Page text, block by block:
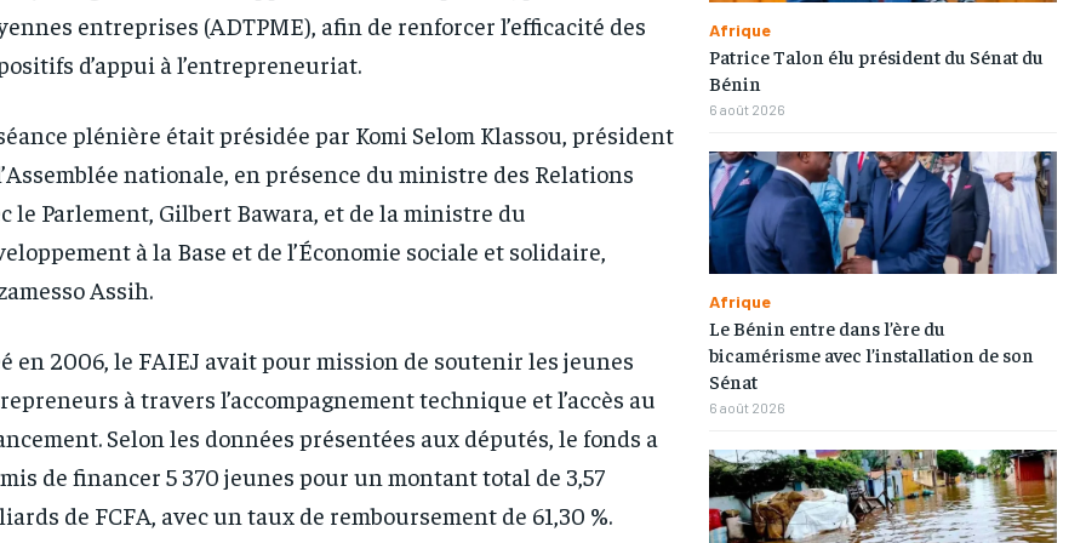
and you / year
Pay now and you get access to exclusive
news and articles for a whole year.
1-MONTH
/ month
By agreeing to this tier, you are billed
every month after the first one until you
opt out of the monthly subscription.
and you / year
Pay now and you get access to exclusive
news and articles for a whole year.
1-MONTH
/ month
By agreeing to this tier, you are billed
every month after the first one until you
opt out of the monthly subscription.
entreprises (ADTPME), afin de renforcer l’efficacité des
d’appui à l’entrepreneuriat.
plénière était présidée par Komi Selom Klassou, président
nationale, en présence du ministre des Relations
le Parlement, Gilbert Bawara, et de la ministre du
à la Base et de l’Économie sociale et solidaire,
Assih.
en 2006, le FAIEJ avait pour mission de soutenir les jeunes
à travers l’accompagnement technique et l’accès au
Selon les données présentées aux députés, le fonds a
de financer 5 370 jeunes pour un montant total de 3,57
de FCFA, avec un taux de remboursement de 61,30 %.
Afrique
Patrice Talon élu président du Sénat du
Bénin
6 août 2026
Afrique
Le Bénin entre dans l’ère du
bicamérisme avec l’installation de son
Sénat
6 août 2026